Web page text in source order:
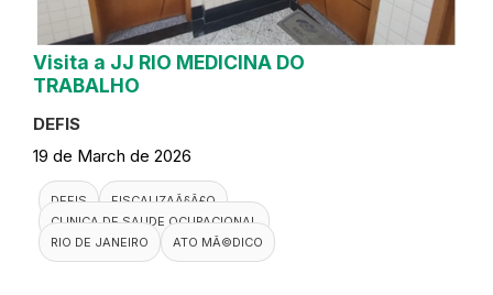
Visita a JJ RIO MEDICINA DO
TRABALHO
DEFIS
19 de March de 2026
DEFIS
FISCALIZAÃ§Ã£O
CLINICA DE SAUDE OCUPACIONAL
RIO DE JANEIRO
ATO MÃ©DICO